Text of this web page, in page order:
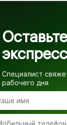
Оставьте
Специалист
рабочего дня